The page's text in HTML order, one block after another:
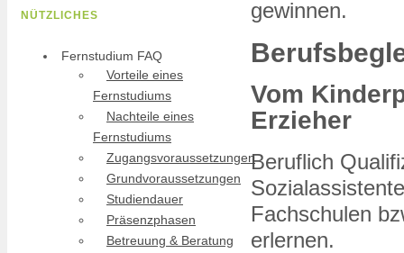
gewinnen.
Vom
Erzieher
Beruflich
Fachschulen
erlernen.
NÜTZLICHES
Fernstudium FAQ
Vorteile eines
Fernstudiums
Nachteile eines
Fernstudiums
Zugangsvoraussetzungen
Grundvoraussetzungen
Studiendauer
Präsenzphasen
Betreuung & Beratung